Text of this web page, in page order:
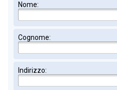
Nome:
Cognome:
Indirizzo: